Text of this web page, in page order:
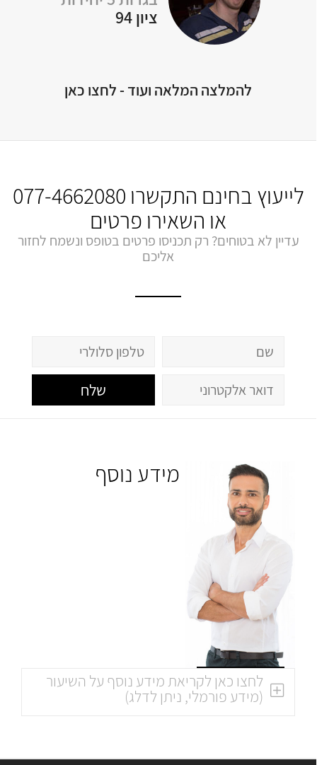
ציון 94
להמלצה המלאה ועוד - לחצו כאן
לייעוץ בחינם התקשרו 077-4662080
או השאירו פרטים
עדיין לא בטוחים? רק תכניסו פרטים בטופס ונשמח לחזור
אליכם
שלח
מידע נוסף
לחצו כאן לקריאת מידע נוסף על השיעור
(מידע פורמלי, ניתן לדלג)